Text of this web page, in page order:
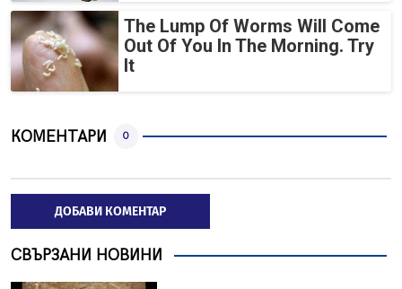
The Lump Of Worms Will Come
Out Of You In The Morning. Try
It
КОМЕНТАРИ 0
ДОБАВИ КОМЕНТАР
СВЪРЗАНИ НОВИНИ